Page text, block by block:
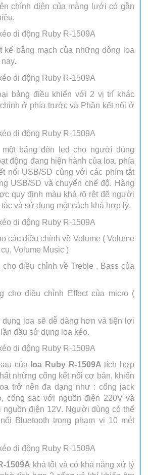
chính diện của màng lưới có gằn
kế bảng mạch của những dòng loa
bảng điều khiển với 2 vị trí khác
ở phía trước và Phần kết nối ở
bảng đèn led cho người dùng
động đang hiện hành của loa, phía
nối USB/SD cùng với các phím tắt
USB/SD và chuyển chế độ. Hàng
quy định màu khá rõ rệt để người
và sử dụng một cách khá hợp lý.
các điều chỉnh về Volume ( Volume
Volume Music )
cho điều chỉnh về Treble , Bass của
cho điều chỉnh Effect của micro (
dụng loa sẽ dễ dàng hơn và tiện lợi
đầu sử dụng loa kéo.
của loa Ruby R-1509A tích hợp
những cổng kết nối cơ bản, khiến
trở nên đa dạng như : cổng jack
cổng sạc với nguồn điện 220V và
nguồn điện 12V. Người dùng có thể
Bluetooth trong phạm vi 10 mét
1509A khá tốt và có khả năng xử lý